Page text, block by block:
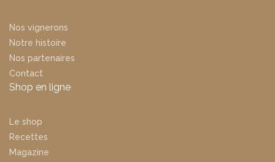
Nos vignerons
Notre histoire
Nos partenaires
Contact
Shop en ligne
Le shop
Recettes
Magazine